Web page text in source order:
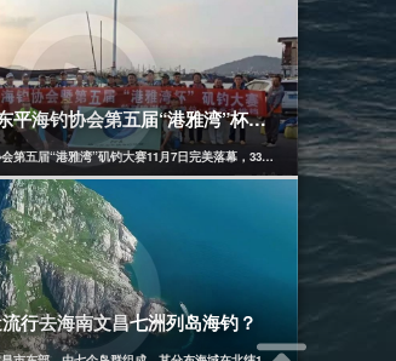
平海钓协会第五届“港雅湾”杯矶钓比赛(实录)
第五届“港雅湾”矶钓大赛11月7日完美落幕，33名运动员们用实力，用
行去海南文昌七洲列岛海钓？